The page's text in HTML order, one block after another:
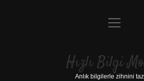
Anasayfa
Yasal Uyarı
menüyü
Hızlı Bilgi
Anlık bilgilerle zihnini